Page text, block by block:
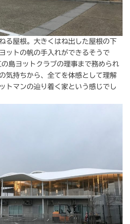
る屋根。大きくはね出した屋根の下
ットの帆の手入れができるそうで
島ヨットクラブの理事まで務められ
気持ちから、全てを体感として理解
トマンの辿り着く家という感じでし